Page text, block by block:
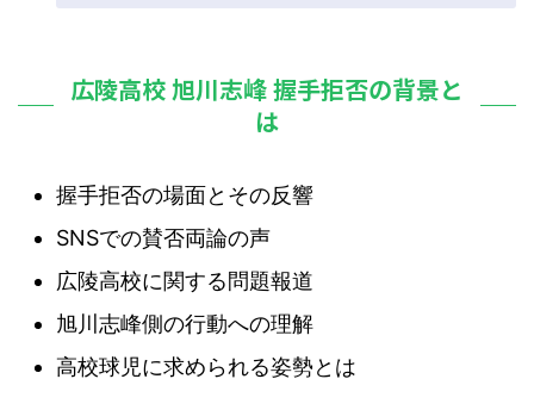
広陵高校 旭川志峰 握手拒否の背景と
は
握手拒否の場面とその反響
SNSでの賛否両論の声
広陵高校に関する問題報道
旭川志峰側の行動への理解
高校球児に求められる姿勢とは